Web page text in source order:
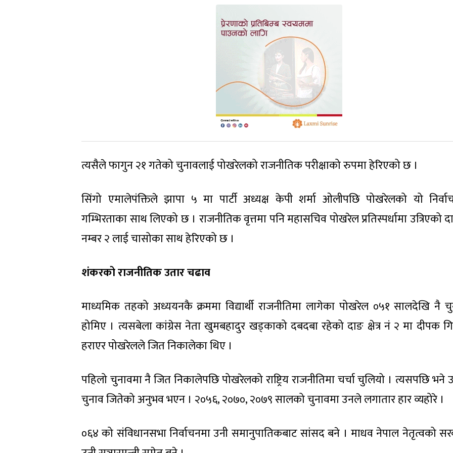
त्यसैले फागुन २१ गतेको चुनावलाई पोखरेलको राजनीतिक परीक्षाको रुपमा हेरिएको छ ।
सिंगो एमालेपंक्तिले झापा ५ मा पार्टी अध्यक्ष केपी शर्मा ओलीपछि पोखरेलको यो
गम्भिरताका साथ लिएको छ । राजनीतिक वृत्तमा पनि महासचिव पोखरेल प्रतिस्पर्धामा उत्रिएको
नम्बर २ लाई चासोका साथ हेरिएको छ ।
शंकरको राजनीतिक उतार चढाव
माध्यमिक तहको अध्ययनकै क्रममा विद्यार्थी राजनीतिमा लागेका पोखरेल ०५१ सालदेखि नै
होमिए । त्यसबेला कांग्रेस नेता खुमबहादुर खड्काको दबदबा रहेको दाङ क्षेत्र नं २ मा दीपक
हराएर पोखरेलले जित निकालेका थिए ।
पहिलो चुनावमा नै जित निकालेपछि पोखरेलको राष्ट्रिय राजनीतिमा चर्चा चुलियो । त्यसपछि भने
चुनाव जितेको अनुभव भएन । २०५६, २०७०, २०७९ सालको चुनावमा उनले लगातार हार व्यहोरे ।
०६४ को संविधानसभा निर्वाचनमा उनी समानुपातिकबाट सांसद बने । माधव नेपाल नेतृत्वको